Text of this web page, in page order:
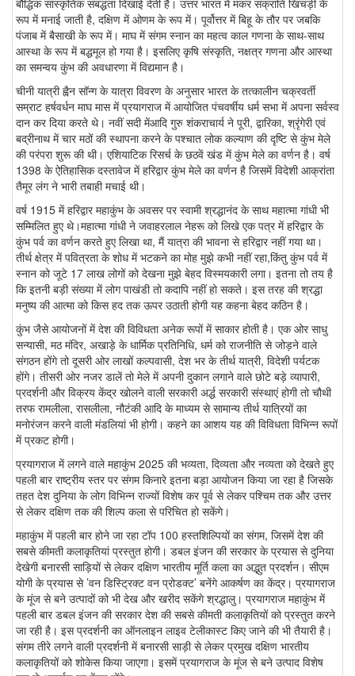
रूप में मनाई जाती है, दक्षिण में ओणम के रूप में। पूर्वोत्तर में बिहू के तौर पर जबकि
पंजाब में बैसाखी के रूप में। माघ में संगम स्नान का महत्व काल गणना के साथ-साथ
आस्था के रूप में बद्धमूल हो गया है। इसलिए कृषि संस्कृति, नक्षत्र गणना और आस्था
का समन्वय कुंभ की अवधारणा में विद्यमान है।
चीनी यात्री ह्वैन सॉन्ग के यात्रा विवरण के अनुसार भारत के तत्कालीन चक्रवर्ती
सम्राट हर्षवर्धन माघ मास में प्रयागराज में आयोजित पंचवर्षीय धर्म सभा में अपना सर्वस्व
दान कर दिया करते थे। नवीं सदी मेंआदि गुरु शंकराचार्य ने पूरी, द्वारिका, श्रृंगेरी एवं
बद्रीनाथ में चार मठों की स्थापना करने के पश्चात लोक कल्याण की दृष्टि से कुंभ मेले
की परंपरा शुरू की थी। एशियाटिक रिसर्च के छठवें खंड में कुंभ मेले का वर्णन है। वर्ष
1398 के ऐतिहासिक दस्तावेज में हरिद्वार कुंभ मेले का वर्णन है जिसमें विदेशी आक्रांता
तैमूर लंग ने भारी तबाही मचाई थी।
वर्ष 1915 में हरिद्वार महाकुंभ के अवसर पर स्वामी श्रद्धानंद के साथ महात्मा गांधी भी
सम्मिलित हुए थे।महात्मा गांधी ने जवाहरलाल नेहरू को लिखे एक पत्र में हरिद्वार के
कुंभ पर्व का वर्णन करते हुए लिखा था, मैं यात्रा की भावना से हरिद्वार नहीं गया था।
तीर्थ क्षेत्र में पवित्रता के शोध में भटकने का मोह मुझे कभी नहीं रहा,किंतु कुंभ पर्व में
स्नान को जूटे 17 लाख लोगों को देखना मुझे बेहद विस्मयकारी लगा। इतना तो तय है
कि इतनी बड़ी संख्या में लोग पाखंडी तो कदापि नहीं हो सकते। इस तरह की श्रद्धा
मनुष्य की आत्मा को किस हद तक ऊपर उठाती होगी यह कहना बेहद कठिन है।
कुंभ जैसे आयोजनों में देश की विविधता अनेक रूपों में साकार होती है। एक ओर साधु
सन्यासी, मठ मंदिर, अखाड़े के धार्मिक प्रतिनिधि, धर्म को राजनीति से जोड़ने वाले
संगठन होंगे तो दूसरी ओर लाखों कल्पवासी, देश भर के तीर्थ यात्री, विदेशी पर्यटक
होंगे। तीसरी ओर नजर डालें तो मेले में अपनी दुकान लगाने वाले छोटे बड़े व्यापारी,
प्रदर्शनी और विक्रय केंद्र खोलने वाली सरकारी अर्द्ध सरकारी संस्थाएं होगी तो चौथी
तरफ रामलीला, रासलीला, नौटंकी आदि के माध्यम से सामान्य तीर्थ यात्रियों का
मनोरंजन करने वाली मंडलियां भी होगी। कहने का आशय यह की विविधता विभिन्न रूपों
में प्रकट होगी।
प्रयागराज में लगने वाले महाकुंभ 2025 की भव्यता, दिव्यता और नव्यता को देखते हुए
पहली बार राष्ट्रीय स्तर पर संगम किनारे इतना बड़ा आयोजन किया जा रहा है जिसके
तहत देश दुनिया के लोग विभिन्न राज्यों विशेष कर पूर्व से लेकर पश्चिम तक और उत्तर
से लेकर दक्षिण तक की शिल्प कला से परिचित हो सकेंगे।
महाकुंभ में पहली बार होने जा रहा टॉप 100 हस्तशिल्पियों का संगम, जिसमें देश की
सबसे कीमती कलाकृतियां प्रस्तुत होगी। डबल इंजन की सरकार के प्रयास से दुनिया
देखेगी बनारसी साड़ियों से लेकर दक्षिण भारतीय मूर्ति कला का अद्भुत प्रदर्शन। सीएम
योगी के प्रयास से ’वन डिस्ट्रिक्ट वन प्रोडक्ट’ बनेंगे आकर्षण का केंद्र। प्रयागराज
के मूंज से बने उत्पादों को भी देख और खरीद सकेंगे श्रद्धालु। प्रयागराज महाकुंभ में
पहली बार डबल इंजन की सरकार देश की सबसे कीमती कलाकृतियों को प्रस्तुत करने
जा रही है। इस प्रदर्शनी का ऑनलाइन लाइव टेलीकास्ट किए जाने की भी तैयारी है।
संगम तीरे लगने वाली प्रदर्शनी में बनारसी साड़ी से लेकर प्रमुख दक्षिण भारतीय
कलाकृतियों को शोकेस किया जाएगा। इसमें प्रयागराज के मूंज से बने उत्पाद विशेष